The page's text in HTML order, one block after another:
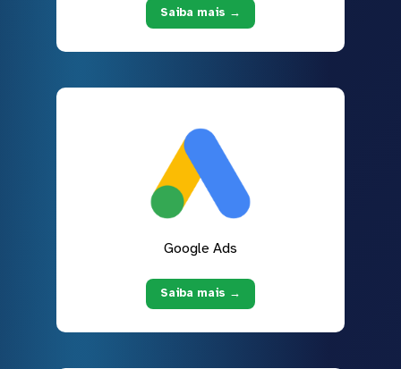
Saiba mais →
Google Ads
Saiba mais →